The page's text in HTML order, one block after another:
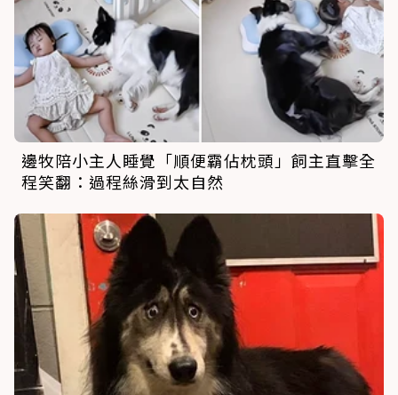
邊牧陪小主人睡覺「順便霸佔枕頭」飼主直擊全
程笑翻：過程絲滑到太自然